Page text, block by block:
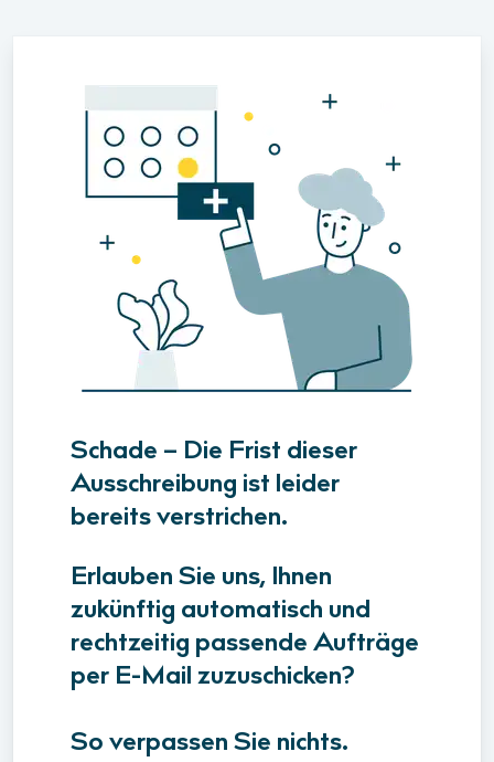
Schade – Die Frist dieser
Ausschreibung ist leider
bereits verstrichen.
Erlauben Sie uns, Ihnen
zukünftig automatisch und
rechtzeitig passende Aufträge
per E-Mail zuzuschicken?
So verpassen Sie nichts.